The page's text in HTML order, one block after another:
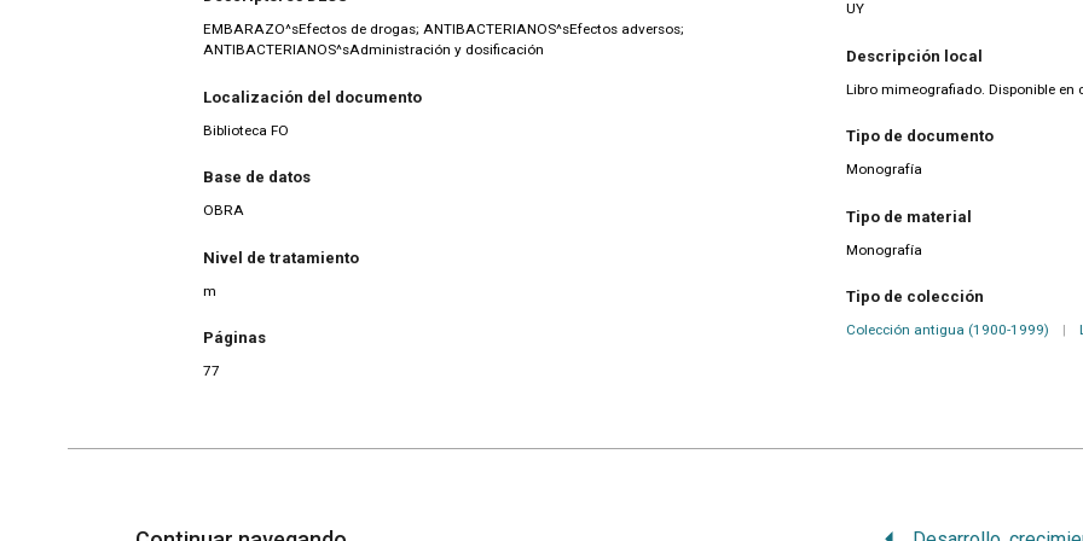
EMBARAZO^sEfectos de drogas; ANTIBACTERIANOS^sEfectos adversos;
ANTIBACTERIANOS^sAdministración y dosificación
Localización del documento
Biblioteca FO
Base de datos
OBRA
Nivel de tratamiento
m
Páginas
77
UY
Descripción local
Libro mimeografiado. Disponible en
Tipo de documento
Monografía
Tipo de material
Monografía
Tipo de colección
Colección antigua (1900-1999) |